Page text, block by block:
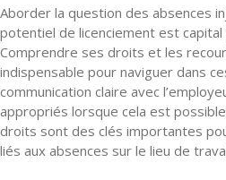
Aborder la question des absences
potentiel de licenciement est capital
Comprendre ses droits et les
indispensable pour naviguer dans
communication claire avec
appropriés lorsque cela est
droits sont des clés importantes
liés aux absences sur le lieu de